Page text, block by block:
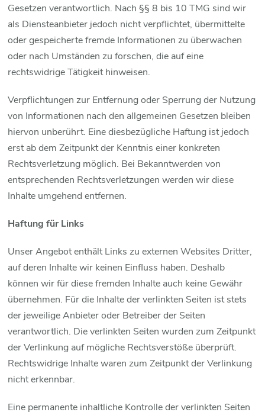
Gesetzen verantwortlich. Nach §§ 8 bis 10 TMG sind wir
als Diensteanbieter jedoch nicht verpflichtet, übermittelte
oder gespeicherte fremde Informationen zu überwachen
oder nach Umständen zu forschen, die auf eine
rechtswidrige Tätigkeit hinweisen.
Verpflichtungen zur Entfernung oder Sperrung der Nutzung
von Informationen nach den allgemeinen Gesetzen bleiben
hiervon unberührt. Eine diesbezügliche Haftung ist jedoch
erst ab dem Zeitpunkt der Kenntnis einer konkreten
Rechtsverletzung möglich. Bei Bekanntwerden von
entsprechenden Rechtsverletzungen werden wir diese
Inhalte umgehend entfernen.
Haftung für Links
Unser Angebot enthält Links zu externen Websites Dritter,
auf deren Inhalte wir keinen Einfluss haben. Deshalb
können wir für diese fremden Inhalte auch keine Gewähr
übernehmen. Für die Inhalte der verlinkten Seiten ist stets
der jeweilige Anbieter oder Betreiber der Seiten
verantwortlich. Die verlinkten Seiten wurden zum Zeitpunkt
der Verlinkung auf mögliche Rechtsverstöße überprüft.
Rechtswidrige Inhalte waren zum Zeitpunkt der Verlinkung
nicht erkennbar.
Eine permanente inhaltliche Kontrolle der verlinkten Seiten